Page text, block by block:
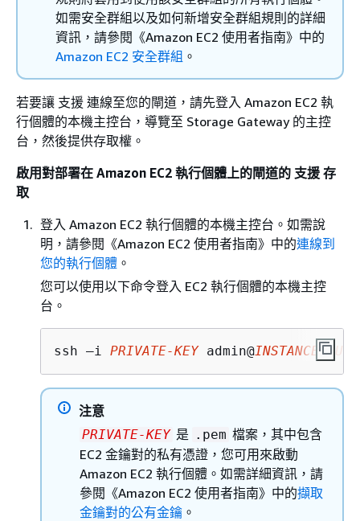
如需安全群組以及如何新增安全群組規則的詳細
資訊，請參閱《Amazon EC2 使用者指南》 中的
Amazon EC2 安全群組 。
若要讓 支援 連線至您的閘道，請先登入 Amazon EC2 執
行個體的本機主控台，導覽至 Storage Gateway 的主控
台，然後提供存取權。
啟用對部署在 Amazon EC2 執行個體上的閘道的 支援 存
取
登入 Amazon EC2 執行個體的本機主控台。如需說
明，請參閱《Amazon EC2 使用者指南》 中的連線到
您的執行個體 。
您可以使用以下命令登入 EC2 執行個體的本機主控
台。
ssh –i PRIVATE-KEY admin@INSTANCE-
注意
PRIVATE-KEY 是 .pem 檔案，其中包含
EC2 金鑰對的私有憑證，您可用來啟動
Amazon EC2 執行個體。如需詳細資訊，請
參閱《Amazon EC2 使用者指南》 中的擷取
金鑰對的公有金鑰 。